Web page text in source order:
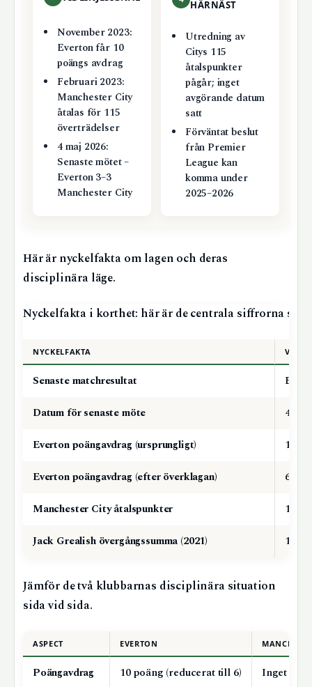
November 2023:
Everton får 10
poängs avdrag
Februari 2023:
Manchester City
åtalas för 115
överträdelser
4 maj 2026:
Senaste mötet –
Everton 3–3
Manchester City
HÄRNÄST
Utredning av
Citys 115
åtalspunkter
pågår; inget
avgörande datum
satt
Förväntat beslut
från Premier
League kan
komma under
2025–2026
Här är nyckelfakta om lagen och deras
disciplinära läge.
Nyckelfakta i korthet: här är de centrala siffrorna
NYCKELFAKTA VÄRDE
Senaste matchresultat
Datum för senaste möte
4
Everton poängavdrag (ursprungligt)
10
Everton poängavdrag (efter överklagan)
6
Manchester City åtalspunkter
115
Jack Grealish övergångssumma (2021)
100
Jämför de två klubbarnas disciplinära situation
sida vid sida.
ASPECT EVERTON
Poängavdrag 10 poäng (reducerat till 6)
Inget